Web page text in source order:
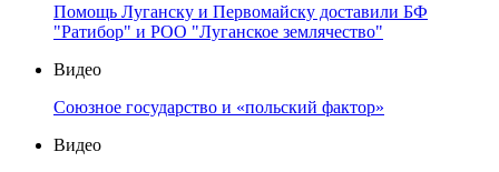
Помощь Луганску и Первомайску доставили БФ
"Ратибор" и РОО "Луганское землячество"
Видео
Союзное государство и «польский фактор»
Видео